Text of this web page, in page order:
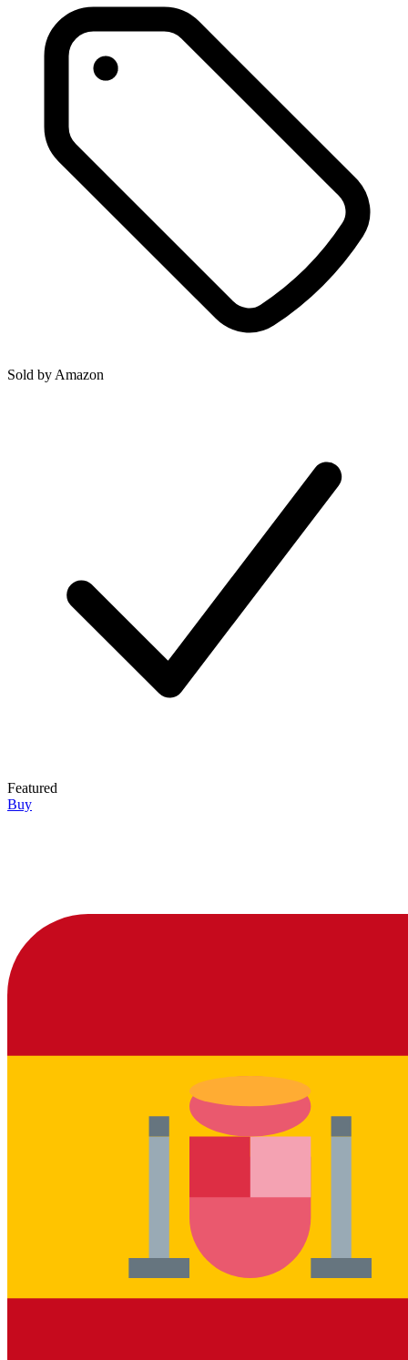
Sold by Amazon
Featured
Buy